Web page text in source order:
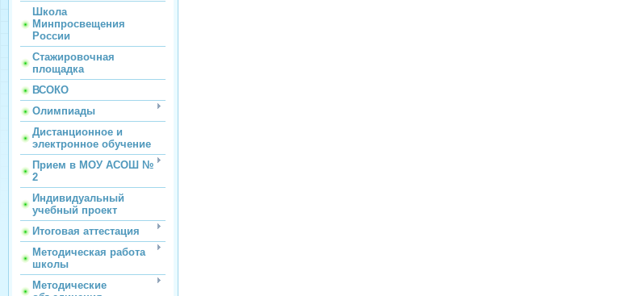
Школа
Минпросвещения
России
Стажировочная
площадка
ВСОКО
Олимпиады
Дистанционное и
электронное обучение
Прием в МОУ АСОШ №
2
Индивидуальный
учебный проект
Итоговая аттестация
Методическая работа
школы
Методические